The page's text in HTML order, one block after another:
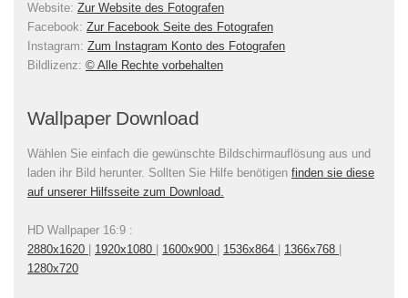
Website: Zur Website des Fotografen
Facebook: Zur Facebook Seite des Fotografen
Instagram: Zum Instagram Konto des Fotografen
Bildlizenz: © Alle Rechte vorbehalten
Wallpaper Download
Wählen Sie einfach die gewünschte Bildschirmauflösung aus und
laden ihr Bild herunter. Sollten Sie Hilfe benötigen finden sie diese
auf unserer Hilfsseite zum Download.
HD Wallpaper 16:9 :
2880x1620 | 1920x1080 | 1600x900 | 1536x864 | 1366x768 |
1280x720